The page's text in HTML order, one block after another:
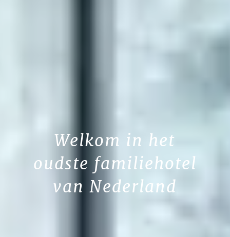
Welkom in het
oudste familiehotel
van Nederland